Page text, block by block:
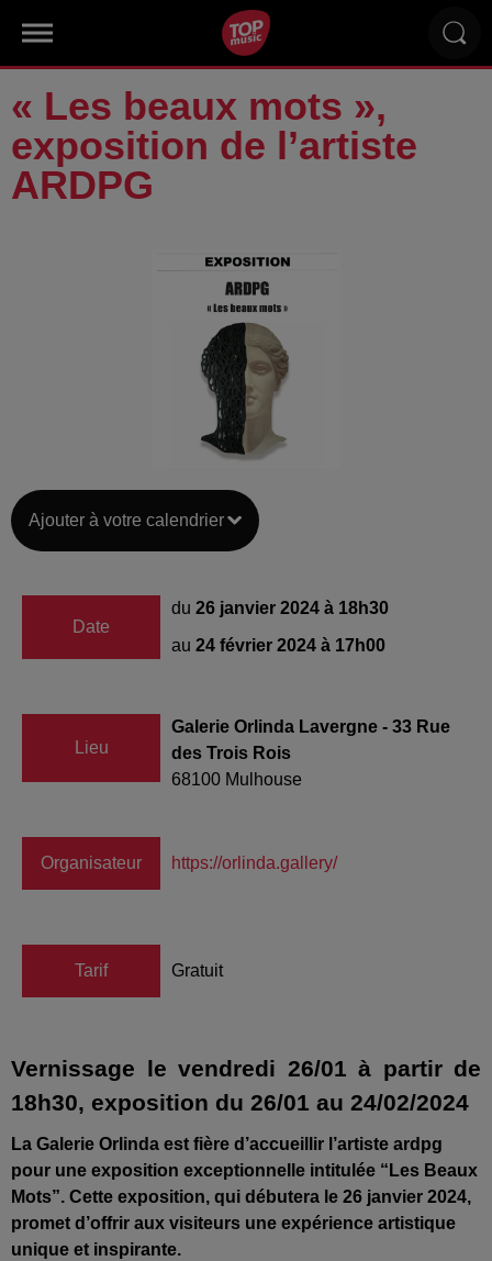
« Les beaux mots »,
exposition de l’artiste
ARDPG
Ajouter à votre calendrier
Date
du 26 janvier 2024 à 18h30
au 24 février 2024 à 17h00
Lieu
Galerie Orlinda Lavergne - 33 Rue
des Trois Rois
68100 Mulhouse
Organisateur https://orlinda.gallery/
Tarif Gratuit
Vernissage le vendredi 26/01 à partir de
18h30, exposition du 26/01 au 24/02/2024
La Galerie Orlinda est fière d’accueillir l’artiste ardpg
pour une exposition exceptionnelle intitulée “Les Beaux
Mots”. Cette exposition, qui débutera le 26 janvier 2024,
promet d’offrir aux visiteurs une expérience artistique
unique et inspirante.